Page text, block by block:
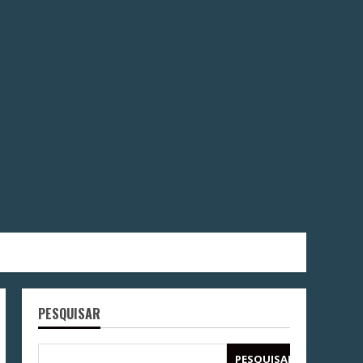
PESQUISAR
PESQUISAR